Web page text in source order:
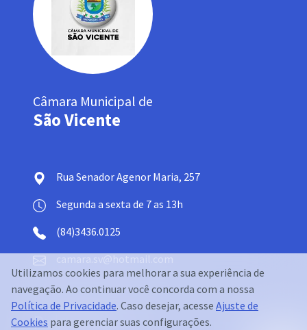
Câmara Municipal de
São Vicente
Rua Senador Agenor Maria, 257
Segunda a sexta de 7 as 13h
(84)3436.0125
camara.sv@hotmail.com
Publicações
Utilizamos cookies para melhorar a sua experiência de
navegação. Ao continuar você concorda com a nossa
Política de Privacidade. Caso desejar, acesse Ajuste de
Cookies para gerenciar suas configurações.